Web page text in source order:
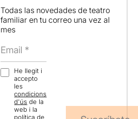
Todas las novedades de teatro
familiar en tu correo una vez al
mes
He llegit i
accepto
les
condicions
d'ús de la
web i la
política de